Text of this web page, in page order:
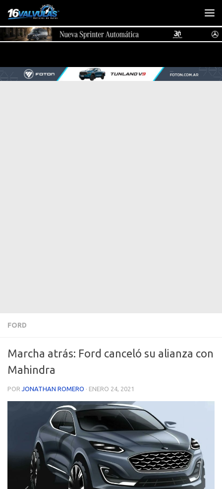
Saltar al contenido
FORD
Marcha atrás: Ford canceló su alianza con
Mahindra
POR JONATHAN ROMERO · ENERO 24, 2021